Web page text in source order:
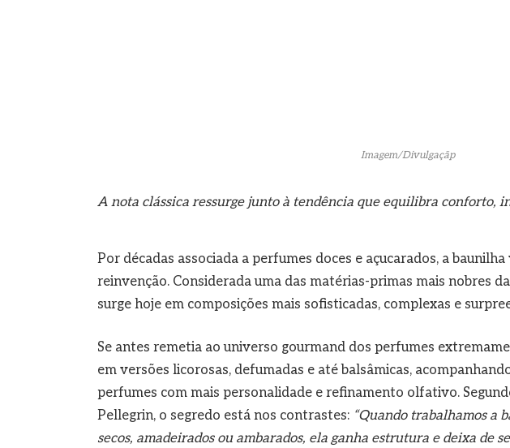
Imagem/Divulgaçãp
A nota clássica ressurge junto à tendência que equilibra conforto,
Por décadas associada a perfumes doces e açucarados, a
reinvenção. Considerada uma das matérias-primas mais nobres
surge hoje em composições mais sofisticadas, complexas e
Se antes remetia ao universo gourmand dos perfumes
em versões licorosas, defumadas e até balsâmicas,
perfumes com mais personalidade e refinamento olfativo.
Pellegrin, o segredo está nos contrastes:“Quando trabalhamos a
secos, amadeirados ou ambarados, ela ganha estrutura e deixa de